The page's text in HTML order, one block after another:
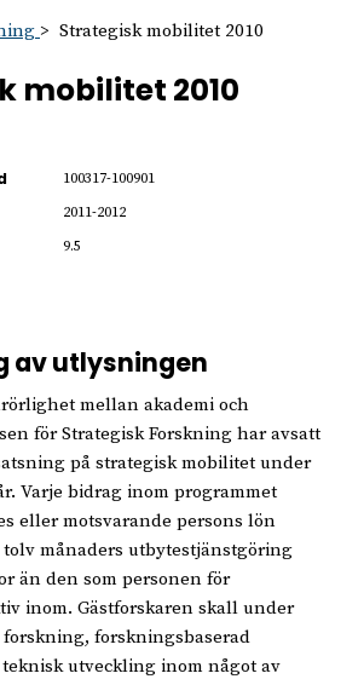
Strategisk mobilitet 2010
mobilitet 2010
100317-100901
2011-2012
9.5
av utlysningen
mellan akademi och
för Strategisk Forskning har avsatt
på strategisk mobilitet under
Varje bidrag inom programmet
eller motsvarande persons lön
månaders utbytestjänstgöring
än den som personen för
inom. Gästforskaren skall under
forskningsbaserad
utveckling inom något av